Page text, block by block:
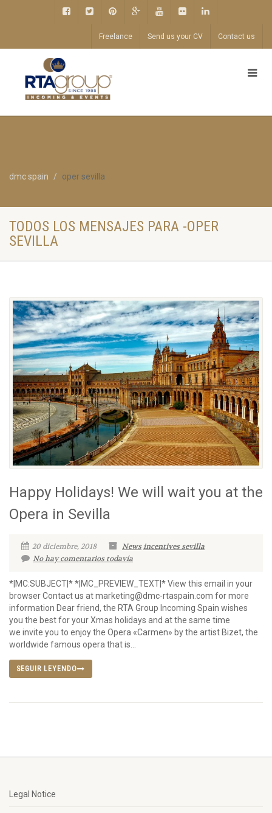
Freelance Send us your CV Contact us
dmc spain oper sevilla
TODOS LOS MENSAJES PARA -OPER
SEVILLA
Happy Holidays! We will wait you at the
Opera in Sevilla
20 diciembre, 2018 Newsincentives sevilla
No hay comentarios todavía
*|MC:SUBJECT|* *|MC_PREVIEW_TEXT|* View this email in your
browser Contact us at marketing@dmc-rtaspain.com for more
information Dear friend, the RTA Group Incoming Spain wishes
you the best for your Xmas holidays and at the same time
we invite you to enjoy the Opera «Carmen» by the artist Bizet, the
worldwide famous opera that is...
SEGUIR LEYENDO
Legal Notice